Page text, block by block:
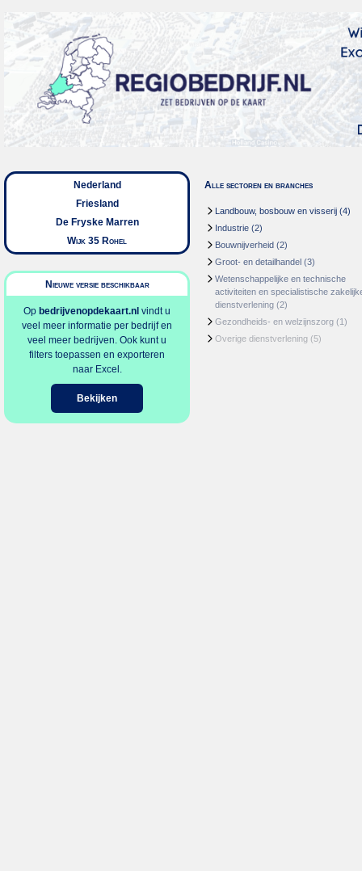
Nederland
Friesland
De Fryske Marren
Wijk 35 Rohel
Nieuwe versie beschikbaar
Op bedrijvenopdekaart.nl vindt u
veel meer informatie per bedrijf en
veel meer bedrijven. Ook kunt u
filters toepassen en exporteren
naar Excel.
Bekijken
Alle sectoren en branches
Landbouw, bosbouw en visserij (4)
Industrie (2)
Bouwnijverheid (2)
Groot- en detailhandel (3)
Wetenschappelijke en technische
activiteiten en specialistische
dienstverlening (2)
Gezondheids- en welzijnszorg (1)
Overige dienstverlening (5)